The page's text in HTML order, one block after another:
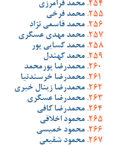
محمد فرامرزی
محمد فرخی
محمد قاسمی نژاد
محمد مهدی عسگری
محمد کسایی پور
محمد کهندل
محمدرضا پورمحمد
محمدرضا خرسندنیا
محمدرضا زینال خیری
محمدرضا عسگری
محمدرضا کافی
محمود اخلاقی
محمود خمیسی
محمود شفیعی